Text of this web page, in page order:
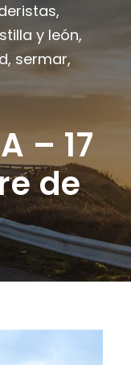
,
y león,
, sermar,
– 17
de